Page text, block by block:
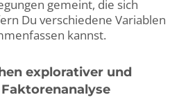
gemeint, die sich
Du verschiedene Variablen
kannst.
explorativer und